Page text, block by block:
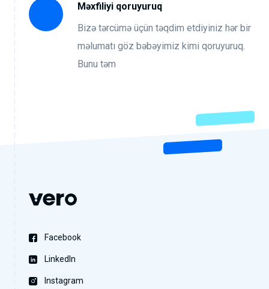
Məxfiliyi qoruyuruq
Bizə tərcümə üçün təqdim etdiyiniz hər bir
məlumatı göz bəbəyimiz kimi qoruyuruq.
Bunu təm
Facebook
LinkedIn
Instagram